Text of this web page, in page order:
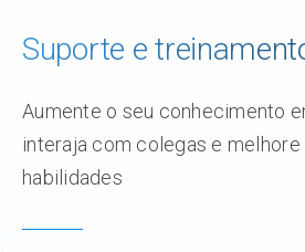
Suporte e
Aumente o seu conhecimento
interaja com colegas e melhore
habilidades